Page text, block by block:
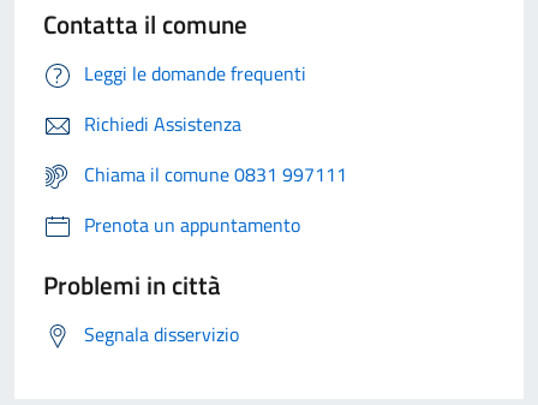
Contatta il comune
Leggi le domande frequenti
Richiedi Assistenza
Chiama il comune 0831 997111
Prenota un appuntamento
Problemi in città
Segnala disservizio